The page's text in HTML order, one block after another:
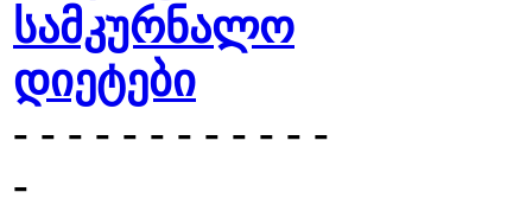
სამკურნალო
დიეტები
- - - - - - - - - - - -
-